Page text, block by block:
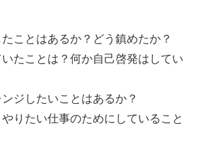
ことはあるか？どう鎮めたか？
たことは？何か自己啓発はしてい
ジしたいことはあるか？
りたい仕事のためにしていること